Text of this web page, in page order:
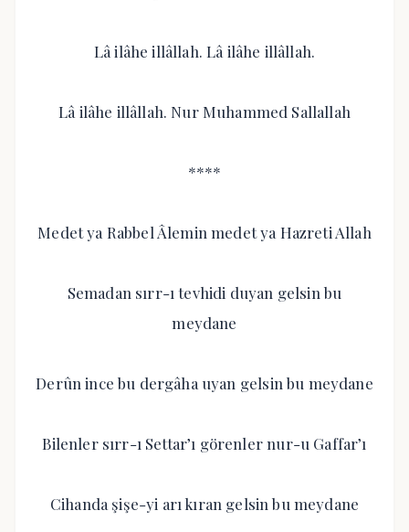
Lâ ilâhe illâllah. Lâ ilâhe illâllah.
Lâ ilâhe illâllah. Nur Muhammed Sallallah
****
Medet ya Rabbel Âlemin medet ya Hazreti Allah
Semadan sırr-ı tevhidi duyan gelsin bu
meydane
Derûn ince bu dergâha uyan gelsin bu meydane
Bilenler sırr-ı Settar’ı görenler nur-u Gaffar’ı
Cihanda şişe-yi arı kıran gelsin bu meydane